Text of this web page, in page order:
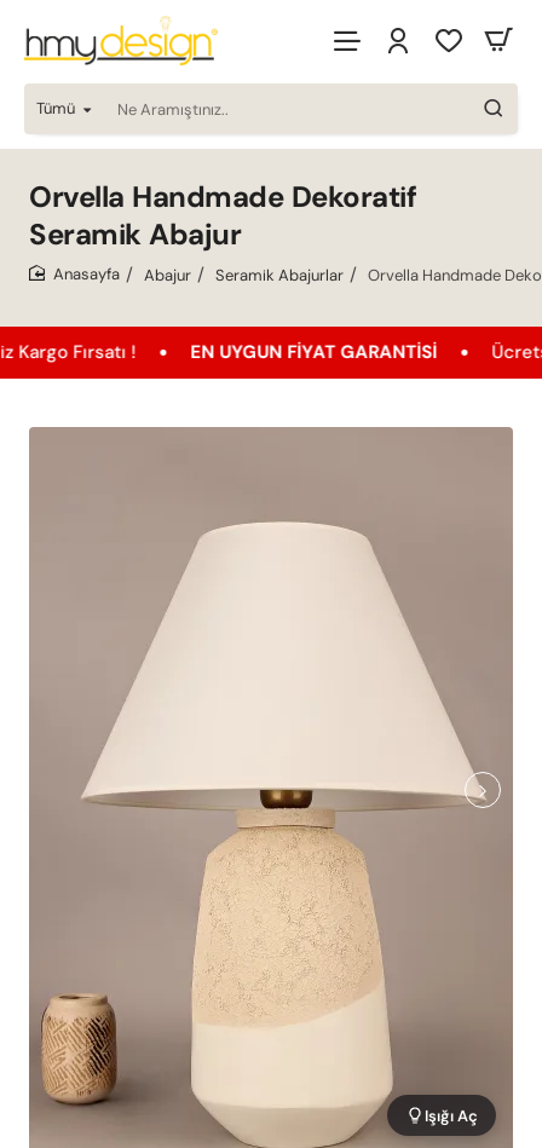
Tümü
Ne
Aramıştınız..
Orvella Handmade Dekoratif
Seramik Abajur
Abajur Seramik Abajurlar Orvella Handmade
! EN UYGUN FIYAT GARANTISI Ücretsiz Kargo
Işığı Aç